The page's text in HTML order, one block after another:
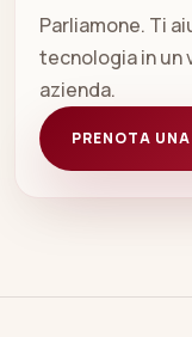
Parliamone. Ti
tecnologia in un
azienda.
PRENOTA